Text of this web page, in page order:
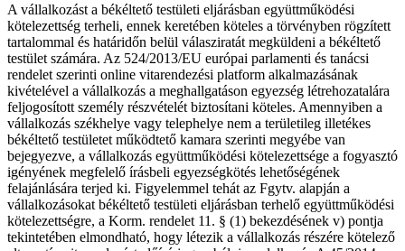
A vállalkozást a békéltető testületi eljárásban együttműködési
kötelezettség terheli, ennek keretében köteles a törvényben rögzített
tartalommal és határidőn belül válasziratát megküldeni a békéltető
testület számára. Az 524/2013/EU európai parlamenti és tanácsi
rendelet szerinti online vitarendezési platform alkalmazásának
kivételével a vállalkozás a meghallgatáson egyezség létrehozatalára
feljogosított személy részvételét biztosítani köteles. Amennyiben a
vállalkozás székhelye vagy telephelye nem a területileg illetékes
békéltető testületet működtető kamara szerinti megyébe van
bejegyezve, a vállalkozás együttműködési kötelezettsége a fogyasztó
igényének megfelelő írásbeli egyezségkötés lehetőségének
felajánlására terjed ki. Figyelemmel tehát az Fgytv. alapján a
vállalkozásokat békéltető testületi eljárásban terhelő együttműködési
kötelezettségre, a Korm. rendelet 11. § (1) bekezdésének v) pontja
tekintetében elmondható, hogy létezik a vállalkozás részére kötelező